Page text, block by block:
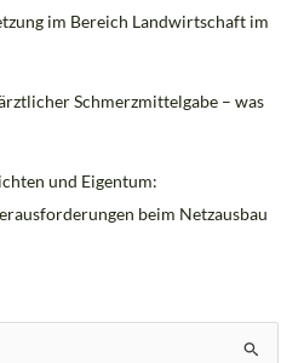
im Bereich Landwirtschaft im
Schmerzmittelgabe – was
und Eigentum:
beim Netzausbau